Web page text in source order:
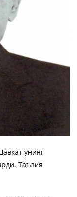
унинг
Таъзия